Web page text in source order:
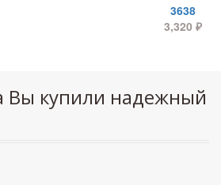
3638
3,320 ₽
Вы купили надежный